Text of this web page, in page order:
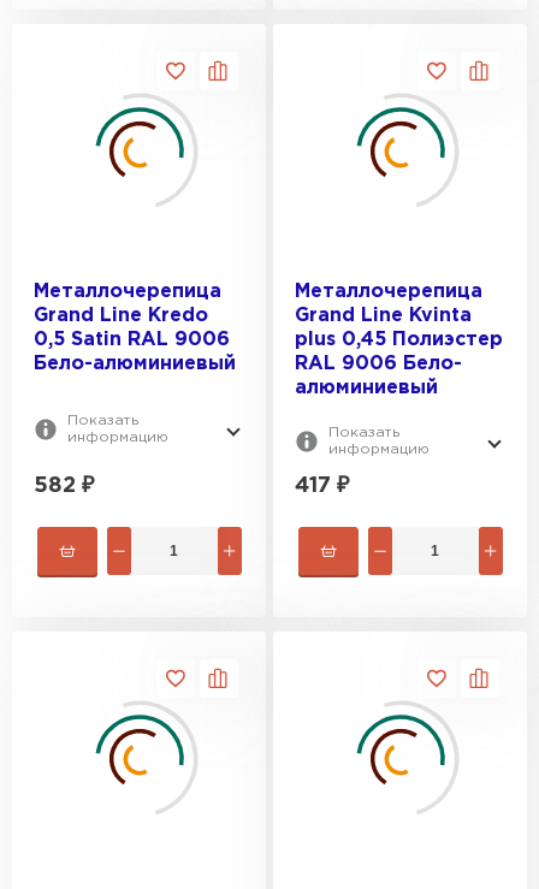
Металлочерепица
Grand Line Kredo
0,5 Satin RAL 9006
Бело-алюминиевый
Показать
информацию
582 ₽
Металлочерепица
Grand Line Kvinta
plus 0,45 Полиэстер
RAL 9006 Бело-
алюминиевый
Показать
информацию
417 ₽